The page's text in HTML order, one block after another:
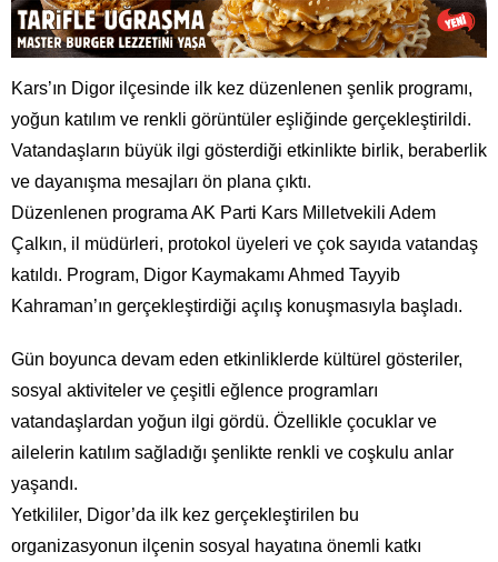
Kars’ın Digor ilçesinde ilk kez düzenlenen şenlik programı,
yoğun katılım ve renkli görüntüler eşliğinde gerçekleştirildi.
Vatandaşların büyük ilgi gösterdiği etkinlikte birlik, beraberlik
ve dayanışma mesajları ön plana çıktı.
Düzenlenen programa AK Parti Kars Milletvekili Adem
Çalkın, il müdürleri, protokol üyeleri ve çok sayıda vatandaş
katıldı. Program, Digor Kaymakamı Ahmed Tayyib
Kahraman’ın gerçekleştirdiği açılış konuşmasıyla başladı.
Gün boyunca devam eden etkinliklerde kültürel gösteriler,
sosyal aktiviteler ve çeşitli eğlence programları
vatandaşlardan yoğun ilgi gördü. Özellikle çocuklar ve
ailelerin katılım sağladığı şenlikte renkli ve coşkulu anlar
yaşandı.
Yetkililer, Digor’da ilk kez gerçekleştirilen bu
organizasyonun ilçenin sosyal hayatına önemli katkı